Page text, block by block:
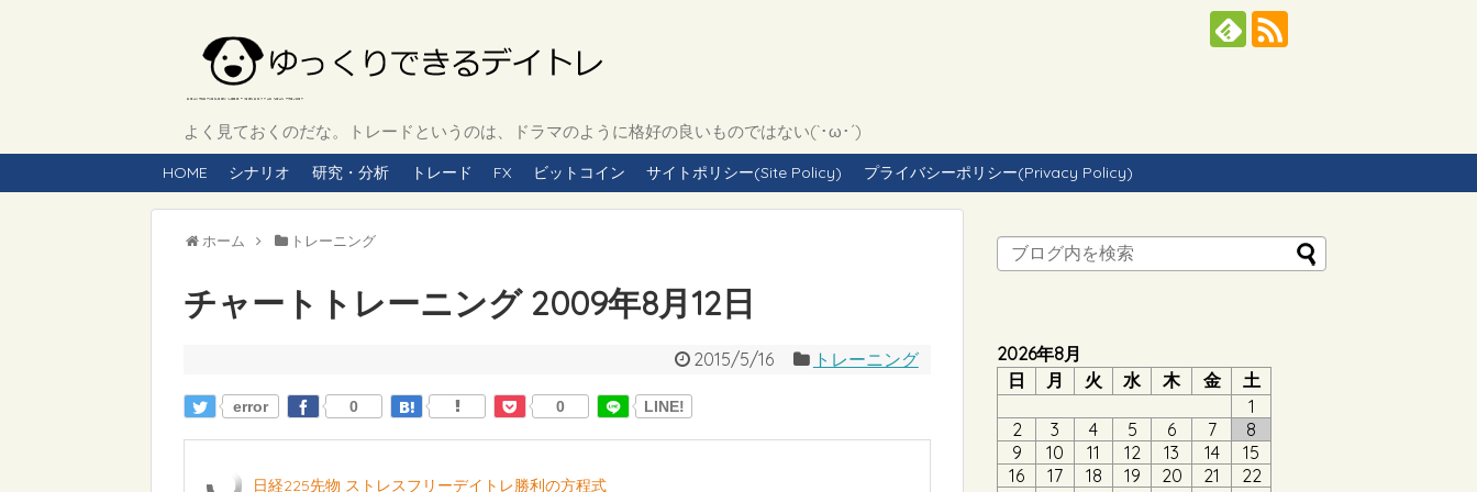
よく見ておくのだな。トレードというのは、ドラマのように格好の良いものではない(`･ω･´)
HOME シナリオ 研究・分析 トレード FX ビットコイン サイトポリシー(Site Policy) プライバシーポリシー(Privacy Policy)
ホーム トレーニング
チャートトレーニング 2009年8月12日
2015/5/16 トレーニング
error 0 0 LINE!
日経225先物 ストレスフリーデイトレ勝利の方程式
2026年8月
日
月 火 水 木 金
土
1
2
3 4 5 6 7
8
9
10 11 12 13 14
15
16
17 18 19 20 21
22